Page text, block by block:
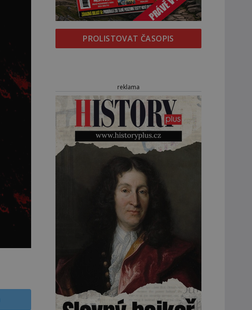
PROLISTOVAT ČASOPIS
reklama